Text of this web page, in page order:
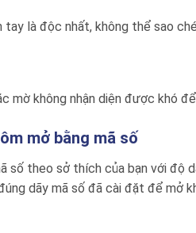
tay là độc nhất, không thể sao
mờ không nhận diện được khó
mở bằng mã số
số theo sở thích của bạn với độ
dãy mã số đã cài đặt để mở